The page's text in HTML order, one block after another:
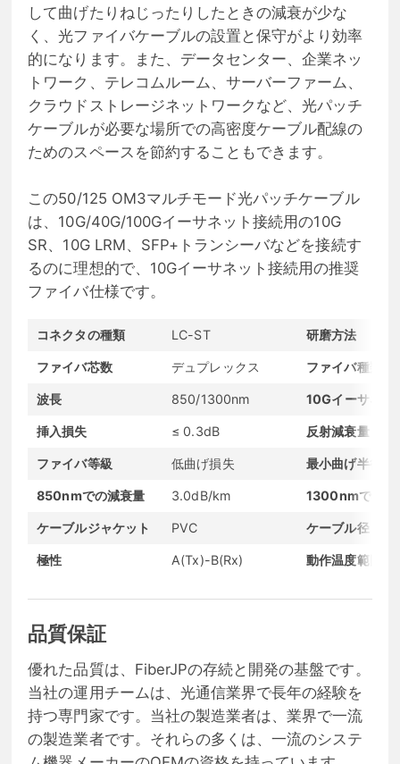
して曲げたりねじったりしたときの減衰が少な
く、光ファイバケーブルの設置と保守がより効率
的になります。また、データセンター、企業ネッ
トワーク、テレコムルーム、サーバーファーム、
クラウドストレージネットワークなど、光パッチ
ケーブルが必要な場所での高密度ケーブル配線の
ためのスペースを節約することもできます。
この50/125 OM3マルチモード光パッチケーブル
は、10G/40G/100Gイーサネット接続用の10G
SR、10G LRM、SFP+トランシーバなどを接続す
るのに理想的で、10Gイーサネット接続用の推奨
ファイバ仕様です。
コネクタの種類 LC-ST 研磨方法
ファイバ芯数 デュプレックス ファイバ種類
波長 850/1300nm 10Gイーサネッ
挿入損失 ≤ 0.3dB 反射減衰量
ファイバ等級 低曲げ損失 最小曲げ半径
850nmでの減衰量 3.0dB/km 1300nmでの減
ケーブルジャケット PVC ケーブル径
極性 A(Tx)-B(Rx) 動作温度範囲
品質保証
優れた品質は、FiberJPの存続と開発の基盤です。
当社の運用チームは、光通信業界で長年の経験を
持つ専門家です。当社の製造業者は、業界で一流
の製造業者です。それらの多くは、一流のシステ